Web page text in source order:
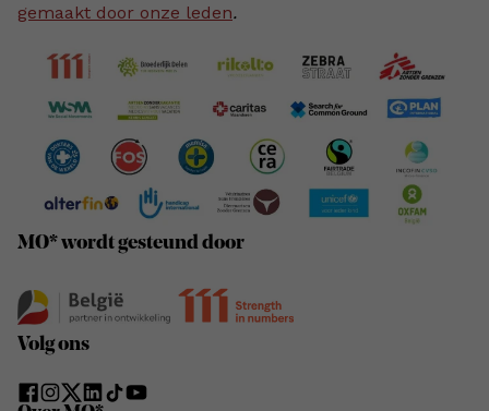
gemaakt door onze leden.
MO* wordt gesteund door
Volg ons